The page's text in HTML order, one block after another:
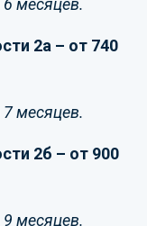
месяцев.
2а – от 740
месяцев.
2б – от 900
месяцев.